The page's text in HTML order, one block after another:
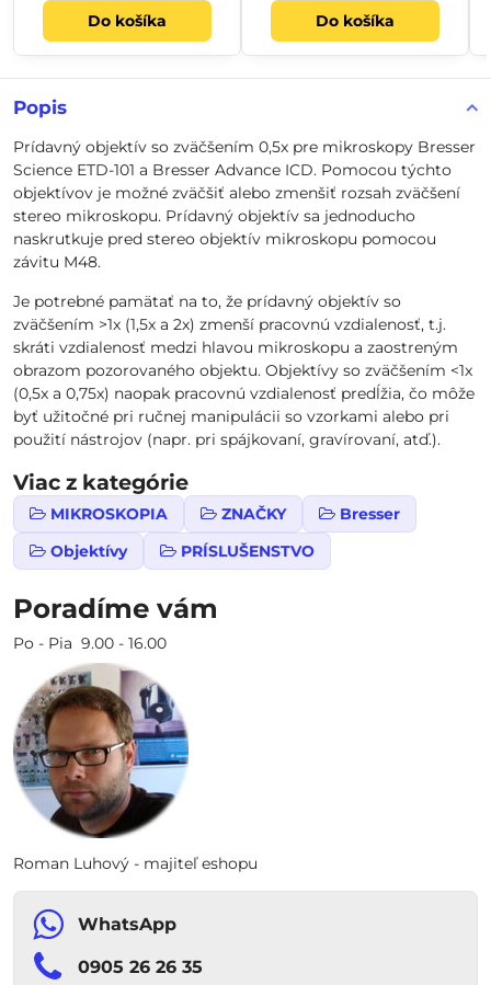
Popis
Prídavný objektív so zväčšením 0,5x pre mikroskopy Bresser
Science ETD-101 a Bresser Advance ICD. Pomocou týchto
objektívov je možné zväčšiť alebo zmenšiť rozsah zväčšení
stereo mikroskopu. Prídavný objektív sa jednoducho
naskrutkuje pred stereo objektív mikroskopu pomocou
závitu M48.
Je potrebné pamätať na to, že prídavný objektív so
zväčšením >1x (1,5x a 2x) zmenší pracovnú vzdialenosť, t.j.
skráti vzdialenosť medzi hlavou mikroskopu a zaostreným
obrazom pozorovaného objektu. Objektívy so zväčšením <1x
(0,5x a 0,75x) naopak pracovnú vzdialenosť predĺžia, čo môže
byť užitočné pri ručnej manipulácii so vzorkami alebo pri
použití nástrojov (napr. pri spájkovaní, gravírovaní, atď.).
Viac z kategórie
MIKROSKOPIA ZNAČKY
Bresser
Objektívy
PRÍSLUŠENSTVO
Poradíme vám
Po - Pia 9.00 - 16.00
Roman Luhový - majiteľ eshopu
WhatsApp
0905 26 26 35
Do košíka Do košíka